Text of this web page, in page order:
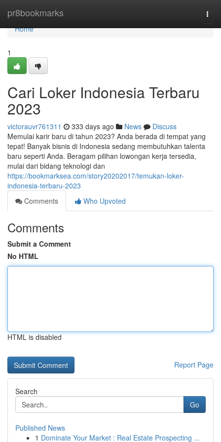
pr8bookmarks
Home
Home
1
Cari Loker Indonesia Terbaru
2023
victorauvr761311 333 days ago News
Discuss
Memulai karir baru di tahun 2023? Anda berada di tempat yang
tepat! Banyak bisnis di Indonesia sedang membutuhkan talenta
baru seperti Anda. Beragam pilihan lowongan kerja tersedia,
mulai dari bidang teknologi dan
https://bookmarksea.com/story20202017/temukan-loker-
indonesia-terbaru-2023
Comments
Who Upvoted
Comments
Submit a Comment
No HTML
HTML is disabled
Report Page
Search
Go
Published News
1 Dominate Your Market : Real Estate Prospecting ...